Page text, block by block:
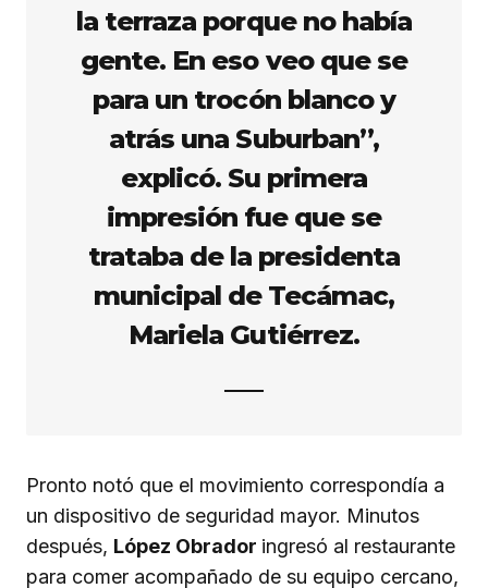
la terraza porque no había
gente. En eso veo que se
para un trocón blanco y
atrás una Suburban”,
explicó. Su primera
impresión fue que se
trataba de la presidenta
municipal de Tecámac,
Mariela Gutiérrez.
Pronto notó que el movimiento correspondía a
un dispositivo de seguridad mayor. Minutos
después, López Obrador ingresó al restaurante
para comer acompañado de su equipo cercano,